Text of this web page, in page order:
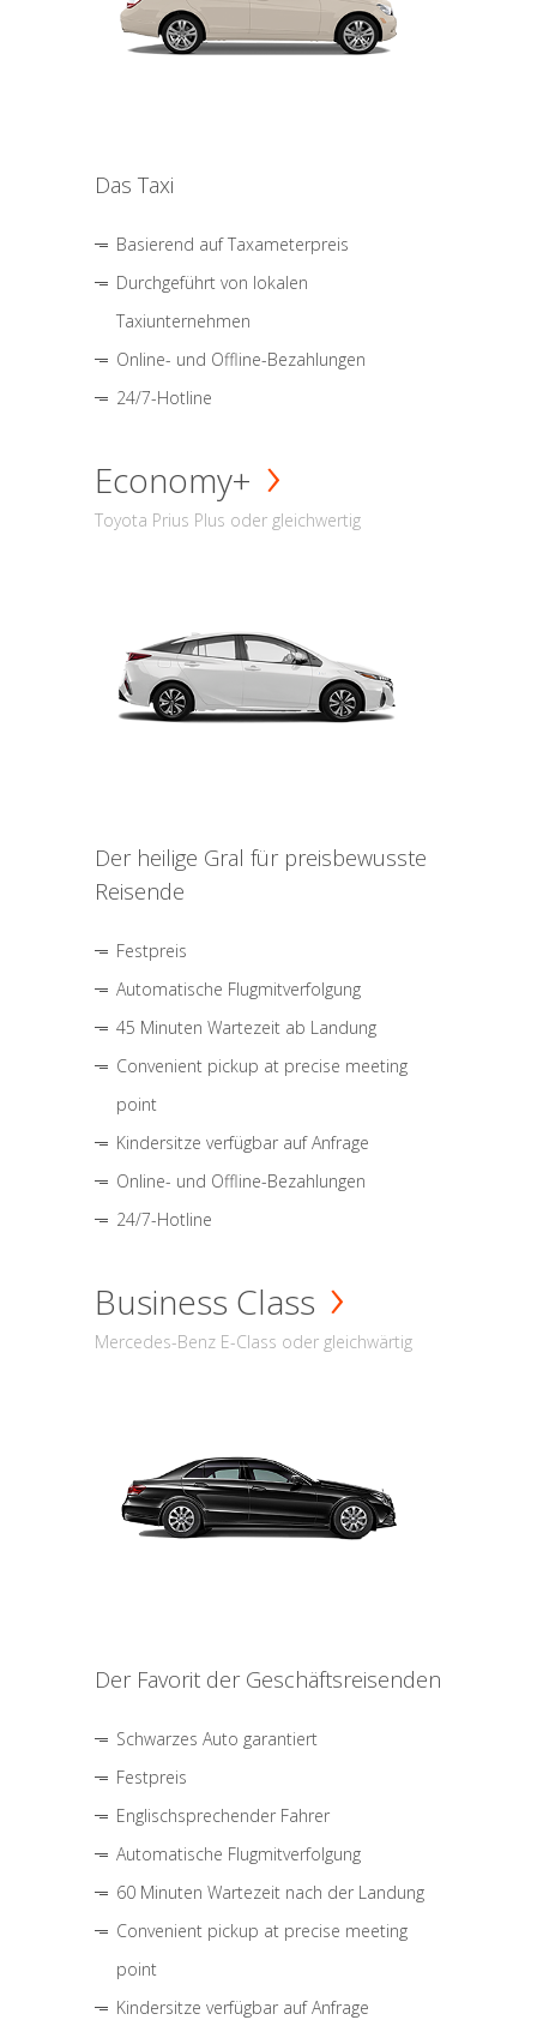
Das Taxi
Basierend auf Taxameterpreis
Durchgeführt von lokalen
Taxiunternehmen
Online- und Offline-Bezahlungen
24/7-Hotline
Economy+
Toyota Prius Plus oder gleichwertig
Der heilige Gral für preisbewusste
Reisende
Festpreis
Automatische Flugmitverfolgung
45 Minuten Wartezeit ab Landung
Convenient pickup at precise meeting
point
Kindersitze verfügbar auf Anfrage
Online- und Offline-Bezahlungen
24/7-Hotline
Business Class
Mercedes-Benz E-Class oder gleichwärtig
Der Favorit der Geschäftsreisenden
Schwarzes Auto garantiert
Festpreis
Englischsprechender Fahrer
Automatische Flugmitverfolgung
60 Minuten Wartezeit nach der Landung
Convenient pickup at precise meeting
point
Kindersitze verfügbar auf Anfrage